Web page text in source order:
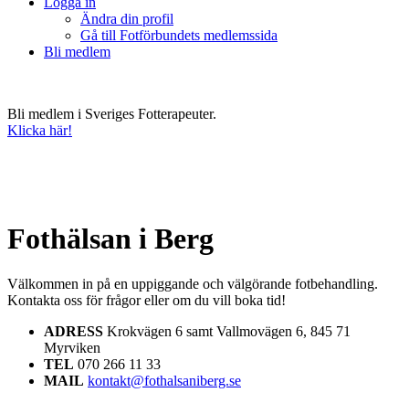
Ändra din profil
Gå till Fotförbundets medlemssida
Bli medlem
Bli medlem i Sveriges Fotterapeuter.
Klicka här!
Fothälsan i Berg
Välkommen in på en uppiggande och välgörande fotbehandling.
Kontakta oss för frågor eller om du vill boka tid!
ADRESS Krokvägen 6 samt Vallmovägen 6, 845 71
Myrviken
TEL 070 266 11 33
MAIL kontakt@fothalsaniberg.se